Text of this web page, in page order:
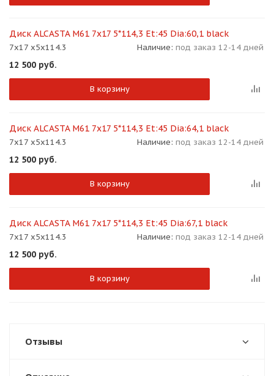
Диск ALCASTA M61 7x17 5*114,3 Et:45 Dia:60,1 black
7x17 x5x114.3 Наличие: под заказ 12-14 дней
12 500 руб.
В корзину
Диск ALCASTA M61 7x17 5*114,3 Et:45 Dia:64,1 black
7x17 x5x114.3 Наличие: под заказ 12-14 дней
12 500 руб.
В корзину
Диск ALCASTA M61 7x17 5*114,3 Et:45 Dia:67,1 black
7x17 x5x114.3 Наличие: под заказ 12-14 дней
12 500 руб.
В корзину
Отзывы